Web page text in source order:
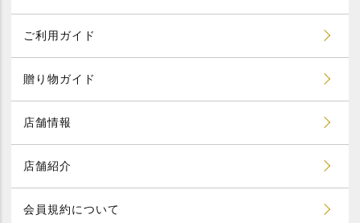
ご利用ガイド
贈り物ガイド
店舗情報
店舗紹介
会員規約について